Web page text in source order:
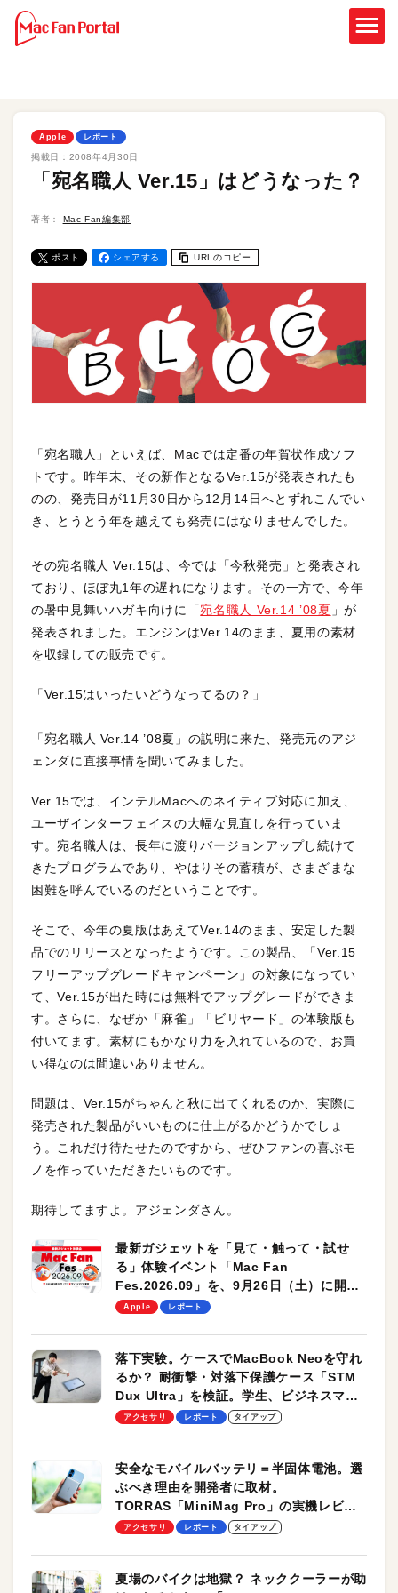
Apple レポート
掲載日： 2008年4月30日
「宛名職人 Ver.15」はどうなった？
著者： Mac Fan編集部
ポスト シェアする URLのコピー
「宛名職人」といえば、Macでは定番の年賀状作成ソフ
トです。昨年末、その新作となるVer.15が発表されたも
のの、発売日が11月30日から12月14日へとずれこんでい
き、とうとう年を越えても発売にはなりませんでした。
その宛名職人 Ver.15は、今では「今秋発売」と発表され
ており、ほぼ丸1年の遅れになります。その一方で、今年
の暑中見舞いハガキ向けに「宛名職人 Ver.14 ’08夏 」が
発表されました。エンジンはVer.14のまま、夏用の素材
を収録しての販売です。
「Ver.15はいったいどうなってるの？」
「宛名職人 Ver.14 ’08夏」の説明に来た、発売元のアジ
ェンダに直接事情を聞いてみました。
Ver.15では、インテルMacへのネイティブ対応に加え、
ユーザインターフェイスの大幅な見直しを行っていま
す。宛名職人は、長年に渡りバージョンアップし続けて
きたプログラムであり、やはりその蓄積が、さまざまな
困難を呼んでいるのだということです。
そこで、今年の夏版はあえてVer.14のまま、安定した製
品でのリリースとなったようです。この製品、「Ver.15
フリーアップグレードキャンペーン」の対象になってい
て、Ver.15が出た時には無料でアップグレードができま
す。さらに、なぜか「麻雀」「ビリヤード」の体験版も
付いてます。素材にもかなり力を入れているので、お買
い得なのは間違いありません。
問題は、Ver.15がちゃんと秋に出てくれるのか、実際に
発売された製品がいいものに仕上がるかどうかでしょ
う。これだけ待たせたのですから、ぜひファンの喜ぶモ
ノを作っていただきたいものです。
期待してますよ。アジェンダさん。
最新ガジェットを「見て・触って・試せ
る」体験イベント「Mac Fan
Fes.2026.09」を、9月26日（土）に開催
します！
Apple レポート
落下実験。ケースでMacBook Neoを守れ
るか？ 耐衝撃・対落下保護ケース「STM
Dux Ultra」を検証。学生、ビジネスマン
のモバイルユースに最適！
アクセサリ レポート タイアップ
安全なモバイルバッテリ＝半固体電池。選
ぶべき理由を開発者に取材。
TORRAS「MiniMag Pro」の実機レビュ
ーも
アクセサリ レポート タイアップ
夏場のバイクは地獄？ ネッククーラーが助